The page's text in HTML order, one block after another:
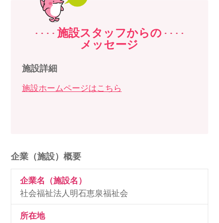
施設スタッフからの
メッセージ
施設詳細
施設ホームページはこちら
企業（施設）概要
企業名（施設名）
社会福祉法人明石恵泉福祉会
所在地